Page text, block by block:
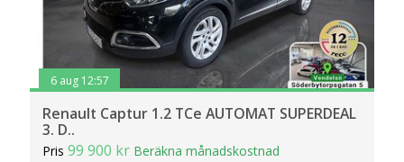
6 aug 12:57
Renault Captur 1.2 TCe AUTOMAT SUPERDEAL
3. D..
Pris99 900 kr Beräkna månadskostnad